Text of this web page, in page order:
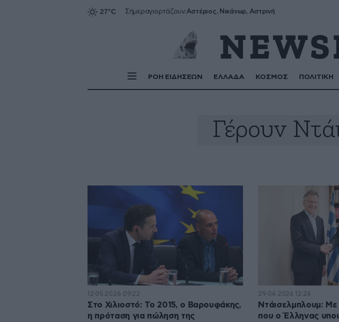
Σήμεραγιορτάζουν:Αστέριος, Νικάνωρ, Αστρινή
ΡΟΗ ΕΙΔΗΣΕΩΝ ΕΛΛΑΔΑ ΚΟΣΜΟΣ ΠΟΛΙΤΙΚΗ
Γέρουν
12·05·2026 09:22
Στο Χιλιοστό: Το 2015, ο Βαρουφάκης,
η πρόταση για πώληση της
29·04·2026 12:24
Ντάισελμπλουμ:
που ο Έλληνας